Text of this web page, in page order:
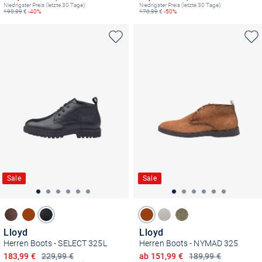
Niedrigster Preis (letzte 30 Tage):
190,99€ -40%
Niedrigster Preis (letzte 30 Tage):
170,99€ -50%
Sale
Lloyd
Herren Boots - SELECT 325L
229,99 €
Ermäßigter Preis
183,99 €
Sale
Lloyd
Herren Boots - NYMAD 325
189,99 €
Ermäßigter Preis
ab 151,99 €